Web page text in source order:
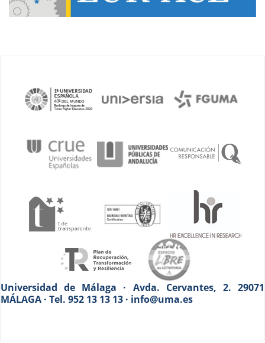
Universidad de Málaga · Avda. Cervantes, 2. 29071
MÁLAGA · Tel. 952 13 13 13 · info@uma.es